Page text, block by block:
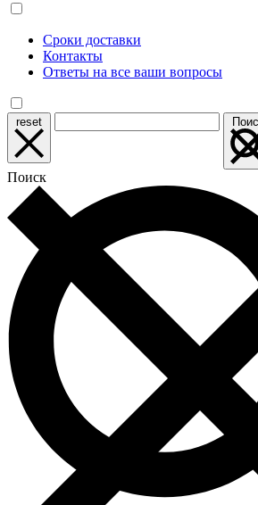
Сроки доставки
Контакты
Ответы на все ваши вопросы
reset
Поиск